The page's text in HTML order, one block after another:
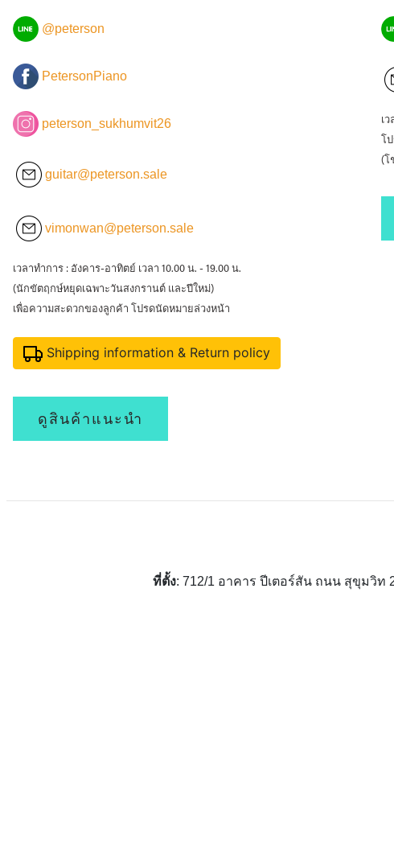
@peterson
PetersonPiano
peterson_sukhumvit26
guitar@peterson.sale
vimonwan@peterson.sale
เวลาทำการ : อังคาร-อาทิตย์ เวลา 10.00 น. - 19.00 น.
(นักขัตฤกษ์หยุดเฉพาะวันสงกรานต์ และปีใหม่)
เพื่อความสะดวกของลูกค้า โปรดนัดหมายล่วงหน้า
Shipping information & Return policy
ดูสินค้าแนะนำ
เ
โ
(โ
ที่ตั้ง: 712/1 อาคาร ปีเตอร์สัน ถนน สุขุมวิท